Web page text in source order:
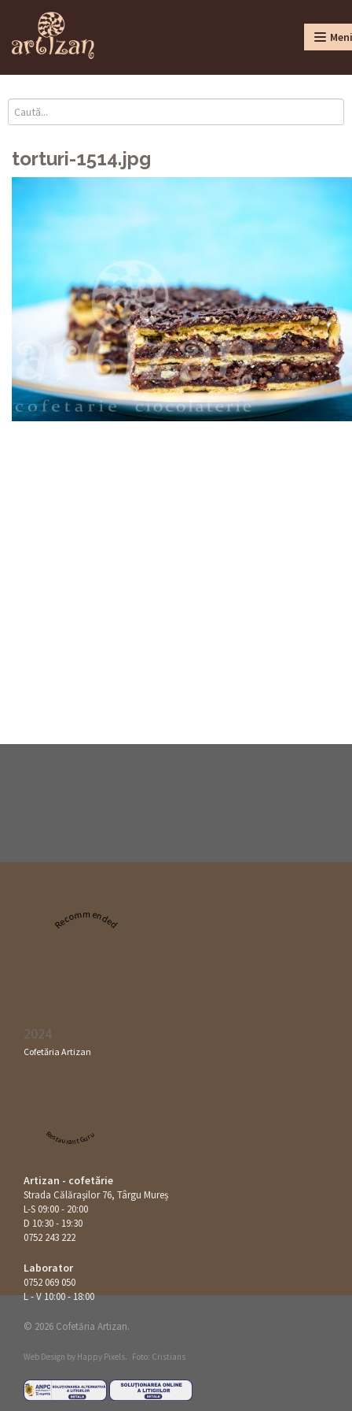
torturi-1514.jpg
Recommended
2024
Cofetăria Artizan
Restaurant Guru
Artizan - cofetărie
Strada Călăraşilor 76, Târgu Mureș
L-S 09:00 - 20:00
D 10:30 - 19:30
0752 243 222
Laborator
0752 069 050
L - V 10:00 - 18:00
© 2026 Cofetăria Artizan.
Web Design by Happy Pixels. Foto: Cristians